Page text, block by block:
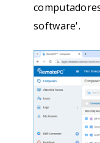
software'.